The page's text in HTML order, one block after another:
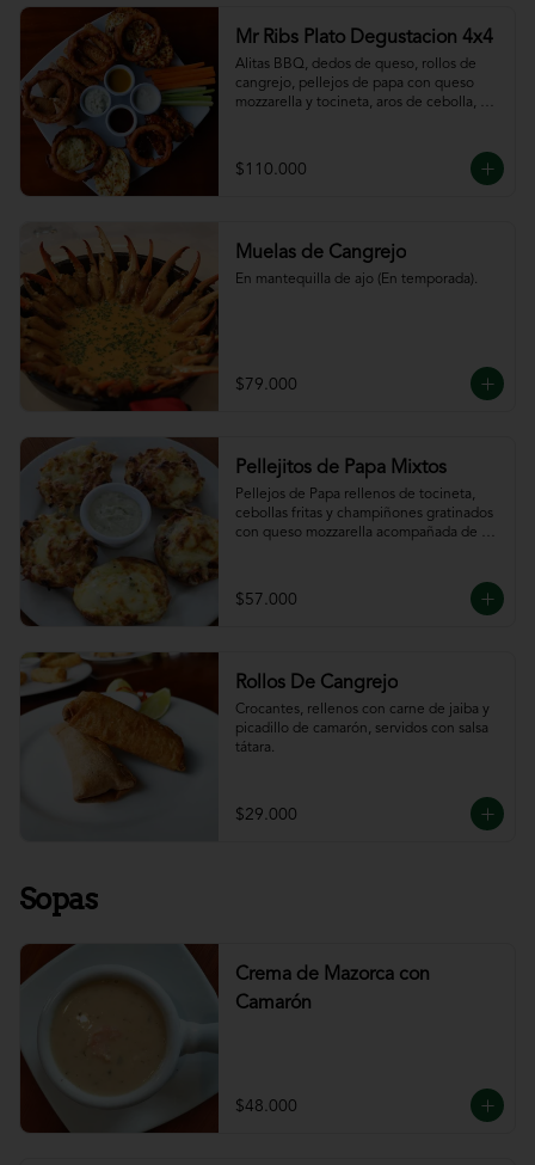
Mr Ribs Plato Degustacion 4x4
Alitas BBQ, dedos de queso, rollos de
cangrejo, pellejos de papa con queso
mozzarella y tocineta, aros de cebolla,
$110.000
Muelas de Cangrejo
En mantequilla de ajo (En temporada).
$79.000
Pellejitos de Papa Mixtos
Pellejos de Papa rellenos de tocineta,
cebollas fritas y champiñones gratinados
con queso mozzarella acompañada de
$57.000
Rollos De Cangrejo
Crocantes, rellenos con carne de jaiba y
picadillo de camarón, servidos con salsa
tátara.
$29.000
Sopas
Crema de Mazorca con
Camarón
$48.000